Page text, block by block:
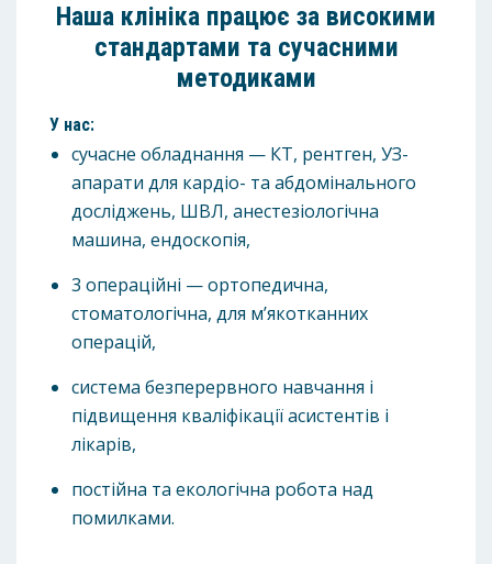
Наша клініка працює за високими
стандартами та сучасними
методиками
У нас:
сучасне обладнання — КТ, рентген, УЗ-
апарати для кардіо- та абдомінального
досліджень, ШВЛ, анестезіологічна
машина, ендоскопія,
3 операційні — ортопедична,
стоматологічна, для м’якотканних
операцій,
система безперервного навчання і
підвищення кваліфікації асистентів і
лікарів,
постійна та екологічна робота над
помилками.